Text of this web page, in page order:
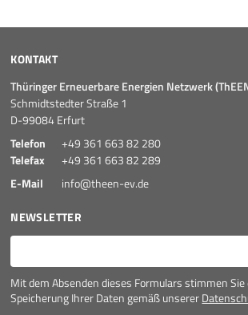
KONTAKT
Thüringer Erneuerbare Energien Netzwerk
Schmidtstedter Straße 1
D-99084 Erfurt
Telefon
+49 361 663 82 280
Telefax
+49 361 663 82 289
E-Mail
info@theen-ev.de
NEWSLETTER
E-Mail*
Mit dem Absenden dieses Formulars stimmen
Speicherung Ihrer Daten gemäß unserer